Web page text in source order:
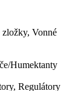
Vonné
Humektanty
Regulátory